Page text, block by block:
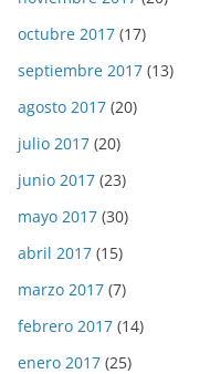
octubre 2017 (17)
septiembre 2017 (13)
agosto 2017 (20)
julio 2017 (20)
junio 2017 (23)
mayo 2017 (30)
abril 2017 (15)
marzo 2017 (7)
febrero 2017 (14)
enero 2017 (25)